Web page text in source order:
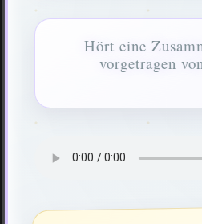
Hört eine
vorgetragen